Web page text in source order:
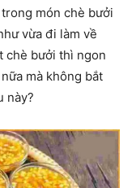
món chè bưởi
vừa đi làm về
chè bưởi thì ngon
mà không bắt
này?